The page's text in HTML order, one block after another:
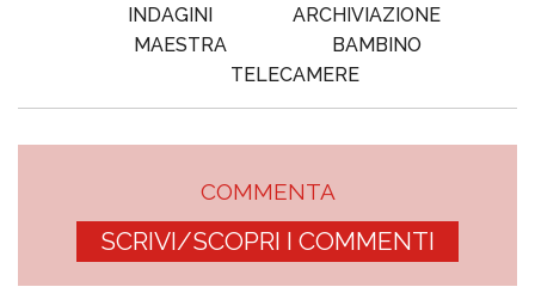
INDAGINI
ARCHIVIAZIONE
MAESTRA
BAMBINO
TELECAMERE
COMMENTA
SCRIVI/SCOPRI I COMMENTI